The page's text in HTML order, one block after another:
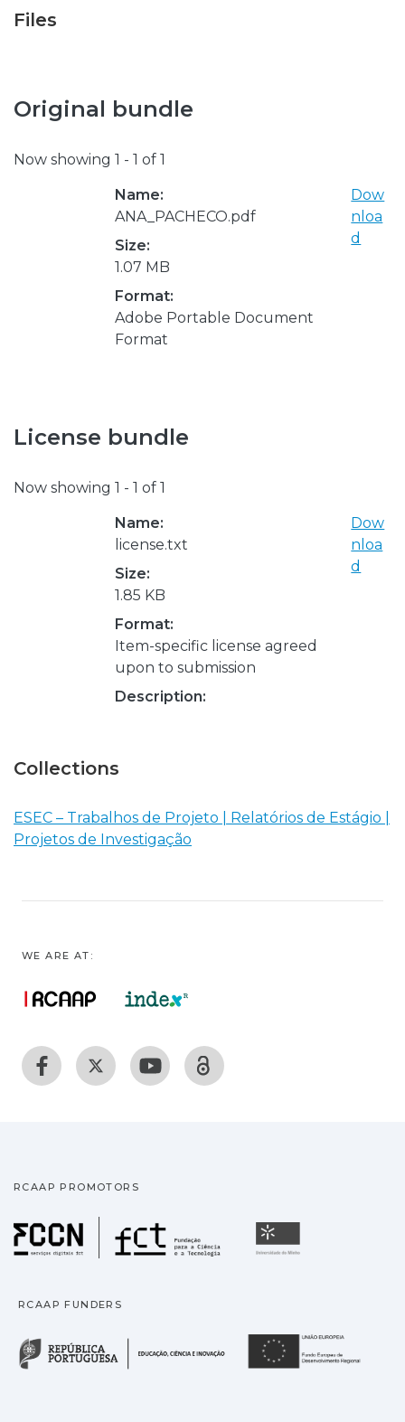
Files
Original bundle
Now showing 1 - 1 of 1
Name:
ANA_PACHECO.pdf
Size:
1.07 MB
Format:
Adobe Portable Document
Format
Dow
nloa
d
License bundle
Now showing 1 - 1 of 1
Name:
license.txt
Size:
1.85 KB
Format:
Item-specific license agreed
upon to submission
Description:
Dow
nloa
d
Collections
ESEC – Trabalhos de Projeto | Relatórios de Estágio |
Projetos de Investigação
WE ARE AT:
RCAAP PROMOTORS
Fundação para a
RCAAP FUNDERS
República Portuguesa